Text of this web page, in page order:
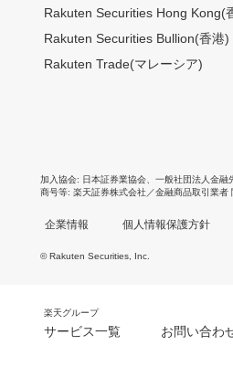
Rakuten Securities Hong Kong(
Rakuten Securities Bullion(香港)
Rakuten Trade(マレーシア)
加入協会 日本証券業協会 一般社団法人金融
商号等 楽天証券株式会社／金融商品取引業
企業情報 個人情報保護方針
© Rakuten Securities, Inc.
楽天グループ
サービス一覧 お問い合わ